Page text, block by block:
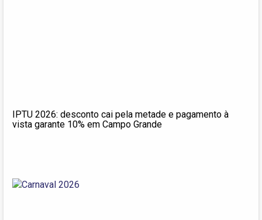
IPTU 2026: desconto cai pela metade e pagamento à
vista garante 10% em Campo Grande